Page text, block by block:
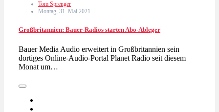
Tom Sprenger
Montag, 31. Mai 2021
Großbritannien: Bauer-Radios starten Abo-Ableger
Bauer Media Audio erweitert in Großbritannien sein
dortiges Online-Audio-Portal Planet Radio seit diesem
Monat um…